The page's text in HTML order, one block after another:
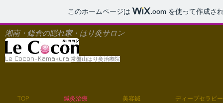
このホームページは .com を使って作成さ
湘南・鎌倉の隠れ家・はり灸サロン
Le Cocon-Kamakura 常盤山はり灸治療院
TOP 鍼灸治療 美容鍼 ディープセラピー